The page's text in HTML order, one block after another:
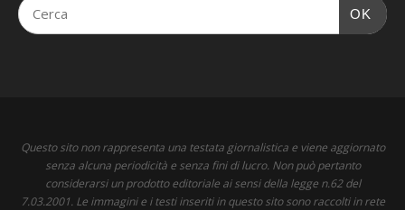
OK
Questo sito non rappresenta una testata giornalistica e viene aggiornato
senza alcuna periodicità e senza fini di lucro. Non può pertanto
considerarsi un prodotto editoriale ai sensi della legge n.62 del
7.03.2001. Le immagini e i testi inseriti in questo sito sono raccolti in rete